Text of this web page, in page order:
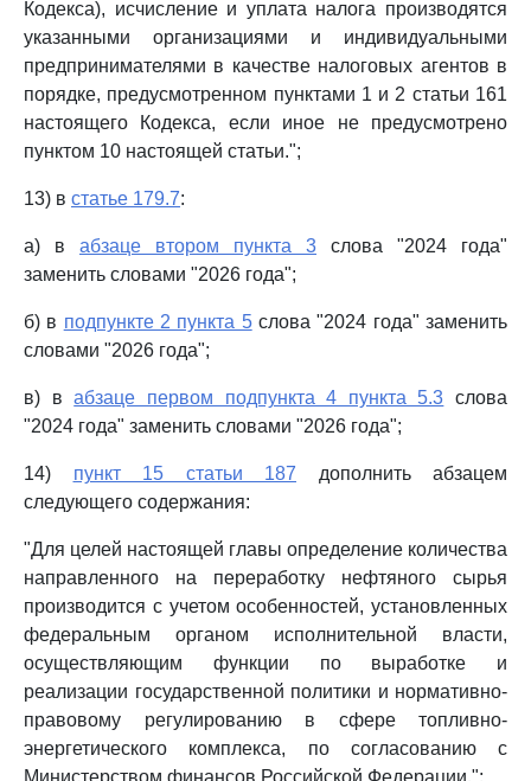
Кодекса), исчисление и уплата налога производятся
указанными организациями и индивидуальными
предпринимателями в качестве налоговых агентов в
порядке, предусмотренном пунктами 1 и 2 статьи 161
настоящего Кодекса, если иное не предусмотрено
пунктом 10 настоящей статьи.";
13) в статье 179.7:
а) в абзаце втором пункта 3 слова "2024 года"
заменить словами "2026 года";
б) в подпункте 2 пункта 5слова "2024 года" заменить
словами "2026 года";
в) вабзаце первом подпункта 4 пункта 5.3 слова
"2024 года" заменить словами "2026 года";
14) пункт 15 статьи 187 дополнить абзацем
следующего содержания:
"Для целей настоящей главы определение количества
направленного на переработку нефтяного сырья
производится с учетом особенностей, установленных
федеральным органом исполнительной власти,
осуществляющим функции по выработке и
реализации государственной политики и нормативно-
правовому регулированию в сфере топливно-
энергетического комплекса, по согласованию с
Министерством финансов Российской Федерации.";